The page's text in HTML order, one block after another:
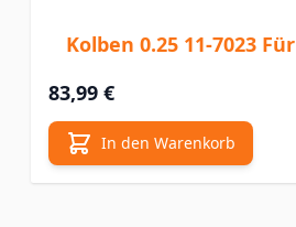
Kolben 0.25 11-7023
83,99 €
In den Warenkorb